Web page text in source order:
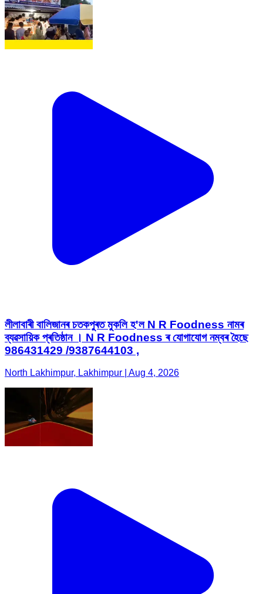
লীলাবাৰী বালিজানৰ চতকপুৰত মুকলি হ'ল N R Foodness নামৰ
ব্যৱসায়িক প্ৰতিষ্ঠান । N R Foodness ৰ যোগাযোগ নম্বৰ হৈছে
986431429 /9387644103 ,
North Lakhimpur, Lakhimpur | Aug 4, 2026